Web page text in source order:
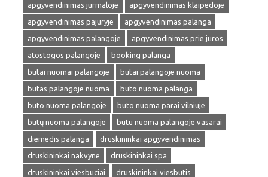
apgyvendinimas jurmaloje
apgyvendinimas klaipedoje
apgyvendinimas pajuryje
apgyvendinimas palanga
apgyvendinimas palangoje
apgyvendinimas prie juros
atostogos palangoje
booking palanga
butai nuomai palangoje
butai palangoje nuoma
butas palangoje nuoma
buto nuoma palanga
buto nuoma palangoje
buto nuoma parai vilniuje
butų nuoma palangoje
butu nuoma palangoje vasarai
diemedis palanga
druskininkai apgyvendinimas
druskininkai nakvyne
druskininkai spa
druskininkai viesbuciai
druskininkai viesbutis